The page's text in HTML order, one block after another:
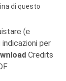
di questo
(e
per
Credits